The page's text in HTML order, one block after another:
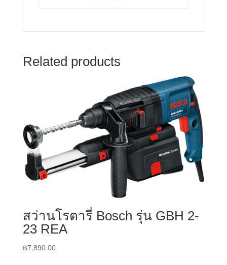
Related products
สว่านโรตารี่ Bosch รุ่น GBH 2-
23 REA
฿7,890.00